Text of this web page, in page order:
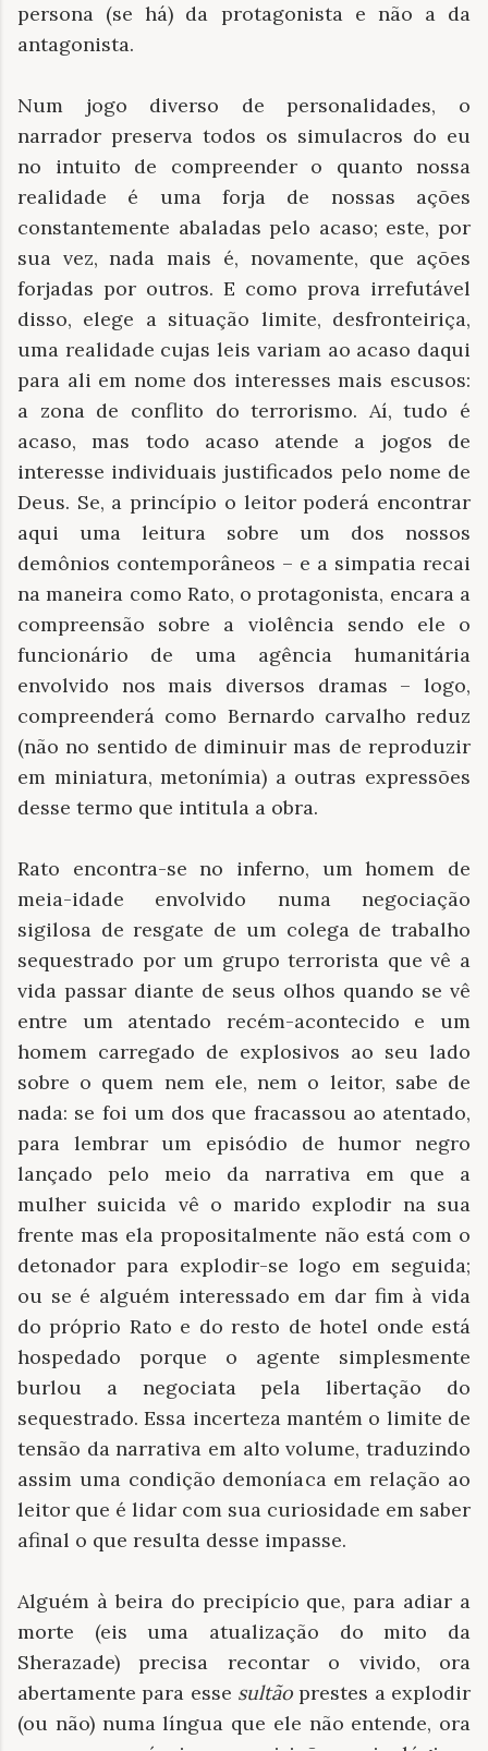
persona (se há) da protagonista e não a da
antagonista.
Num jogo diverso de personalidades, o
narrador preserva todos os simulacros do eu
no intuito de compreender o quanto nossa
realidade é uma forja de nossas ações
constantemente abaladas pelo acaso; este, por
sua vez, nada mais é, novamente, que ações
forjadas por outros. E como prova irrefutável
disso, elege a situação limite, desfronteiriça,
uma realidade cujas leis variam ao acaso daqui
para ali em nome dos interesses mais escusos:
a zona de conflito do terrorismo. Aí, tudo é
acaso, mas todo acaso atende a jogos de
interesse individuais justificados pelo nome de
Deus. Se, a princípio o leitor poderá encontrar
aqui uma leitura sobre um dos nossos
demônios contemporâneos – e a simpatia recai
na maneira como Rato, o protagonista, encara a
compreensão sobre a violência sendo ele o
funcionário de uma agência humanitária
envolvido nos mais diversos dramas – logo,
compreenderá como Bernardo carvalho reduz
(não no sentido de diminuir mas de reproduzir
em miniatura, metonímia) a outras expressões
desse termo que intitula a obra.
Rato encontra-se no inferno, um homem de
meia-idade envolvido numa negociação
sigilosa de resgate de um colega de trabalho
sequestrado por um grupo terrorista que vê a
vida passar diante de seus olhos quando se vê
entre um atentado recém-acontecido e um
homem carregado de explosivos ao seu lado
sobre o quem nem ele, nem o leitor, sabe de
nada: se foi um dos que fracassou ao atentado,
para lembrar um episódio de humor negro
lançado pelo meio da narrativa em que a
mulher suicida vê o marido explodir na sua
frente mas ela propositalmente não está com o
detonador para explodir-se logo em seguida;
ou se é alguém interessado em dar fim à vida
do próprio Rato e do resto de hotel onde está
hospedado porque o agente simplesmente
burlou a negociata pela libertação do
sequestrado. Essa incerteza mantém o limite de
tensão da narrativa em alto volume, traduzindo
assim uma condição demoníaca em relação ao
leitor que é lidar com sua curiosidade em saber
afinal o que resulta desse impasse.
Alguém à beira do precipício que, para adiar a
morte (eis uma atualização do mito da
Sherazade) precisa recontar o vivido, ora
abertamente para esse sultão prestes a explodir
(ou não) numa língua que ele não entende, ora